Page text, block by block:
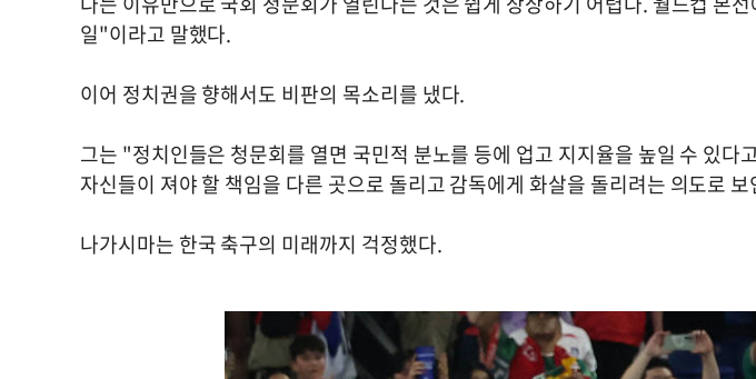
일"이라고 말했다.
이어 정치권을 향해서도 비판의 목소리를 냈다.
그는 "정치인들은 청문회를 열면 국민적 분노를 등에 업고 지지율을 높일 수 있다
자신들이 져야 할 책임을 다른 곳으로 돌리고 감독에게 화살을 돌리려는 의도로
나가시마는 한국 축구의 미래까지 걱정했다.